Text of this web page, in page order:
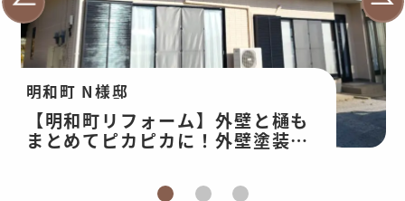
明和町 N様邸
【明和町リフォーム】外壁と樋も
まとめてピカピカに！外壁塗装工